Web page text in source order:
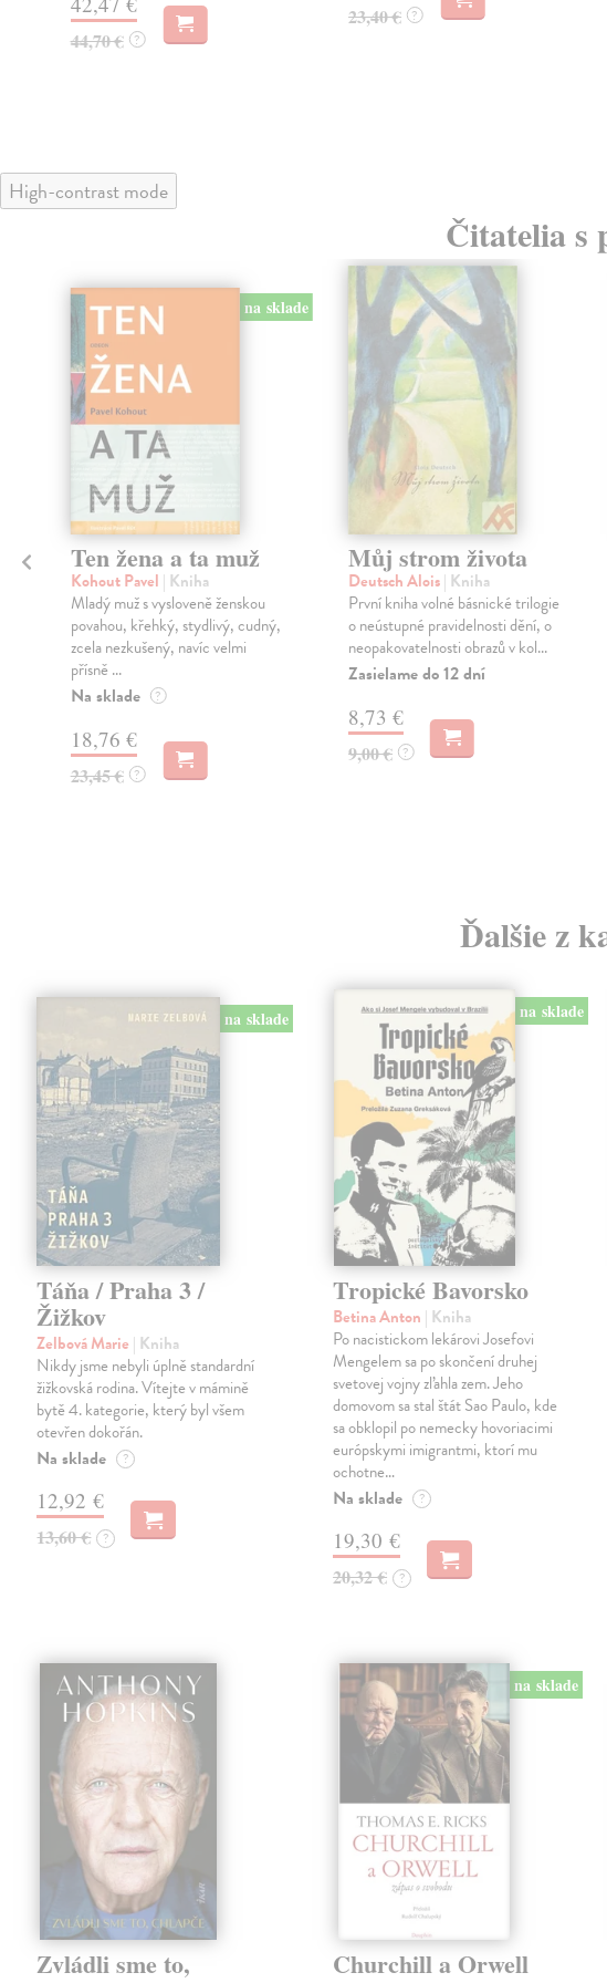
44,70 € ?
23,40 € ?
High-contrast mode
Čitatelia s
na sklade
Ten žena a ta muž
Kohout Pavel | Kniha
Mladý muž s vysloveně ženskou
povahou, křehký, stydlivý, cudný,
zcela nezkušený, navíc velmi
přísně ...
Na sklade ?
18,76 €
23,45 € ?
Můj strom života
Deutsch Alois| Kniha
První kniha volné básnické trilogie
o neústupné pravidelnosti dění, o
neopakovatelnosti obrazů v kol...
Zasielame do 12 dní
8,73 €
9,00 € ?
Ďalšie z
na sklade
Táňa / Praha 3 /
Žižkov
Zelbová Marie | Kniha
Nikdy jsme nebyli úplně standardní
žižkovská rodina. Vítejte v mámině
bytě 4. kategorie, který byl všem
otevřen dokořán.
Na sklade ?
12,92 €
13,60 € ?
na sklade
Tropické Bavorsko
Betina Anton | Kniha
Po nacistickom lekárovi Josefovi
Mengelem sa po skončení druhej
svetovej vojny zľahla zem. Jeho
domovom sa stal štát Sao Paulo, kde
sa obklopil po nemecky hovoriacimi
európskymi imigrantmi, ktorí mu
ochotne…
Na sklade ?
19,30 €
20,32 € ?
Zvládli sme to,
na sklade
Churchill a Orwell